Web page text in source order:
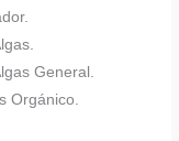
General.
Orgánico.